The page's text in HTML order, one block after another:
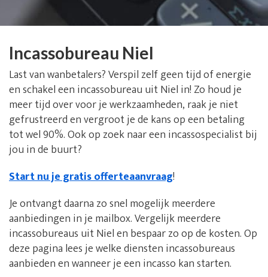
Incassobureau Niel
Last van wanbetalers? Verspil zelf geen tijd of energie
en schakel een incassobureau uit Niel in! Zo houd je
meer tijd over voor je werkzaamheden, raak je niet
gefrustreerd en vergroot je de kans op een betaling
tot wel 90%. Ook op zoek naar een incassospecialist bij
jou in de buurt?
Start nu je gratis offerteaanvraag!
Je ontvangt daarna zo snel mogelijk meerdere
aanbiedingen in je mailbox. Vergelijk meerdere
incassobureaus uit Niel en bespaar zo op de kosten. Op
deze pagina lees je welke diensten incassobureaus
aanbieden en wanneer je een incasso kan starten.